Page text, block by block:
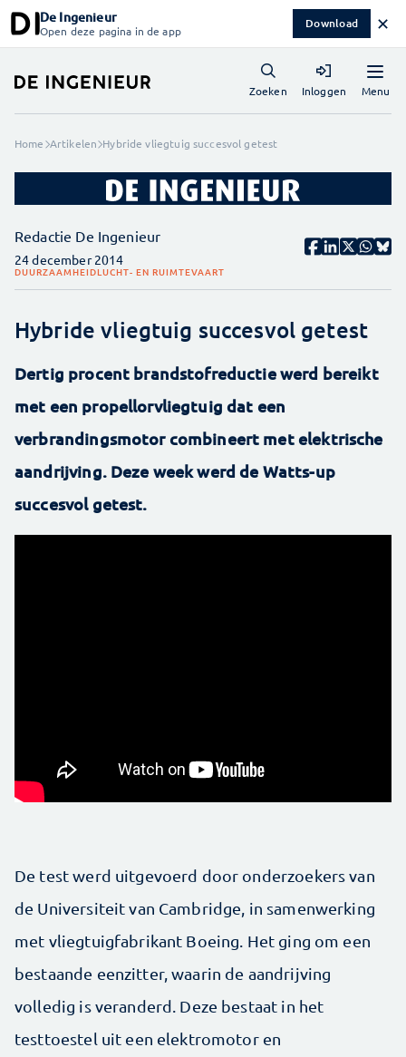
De Ingenieur
Open deze pagina in de app Download ✕
Menu
Zoeken Inloggen
Home Artikelen Hybride vliegtuig succesvol getest
Redactie De Ingenieur
24 december 2014
DUURZAAMHEIDLUCHT- EN RUIMTEVAART
Hybride vliegtuig succesvol getest
Dertig procent brandstofreductie werd bereikt
met een propellorvliegtuig dat een
verbrandingsmotor combineert met elektrische
aandrijving. Deze week werd de Watts-up
succesvol getest.
De test werd uitgevoerd door onderzoekers van
de Universiteit van Cambridge, in samenwerking
met vliegtuigfabrikant Boeing. Het ging om een
bestaande eenzitter, waarin de aandrijving
volledig is veranderd. Deze bestaat in het
testtoestel uit een elektromotor en